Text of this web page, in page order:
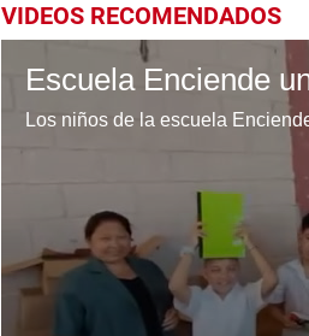
VIDEOS RECOMENDADOS